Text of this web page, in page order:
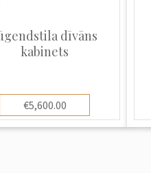
dīvāns
kabinets
€5,600.00